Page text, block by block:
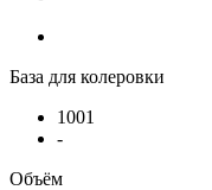
База для колеровки
1001
-
Объём